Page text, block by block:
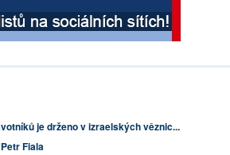
je drženo v izraelských věznic...
Fiala